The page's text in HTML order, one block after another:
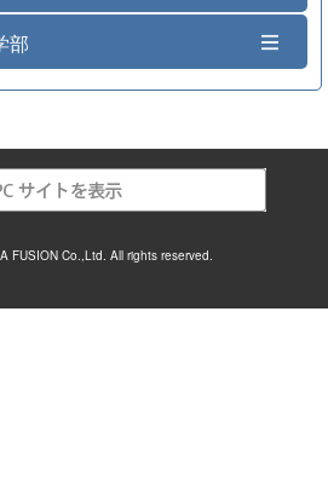
部
FUSION Co.,Ltd. All rights reserved.